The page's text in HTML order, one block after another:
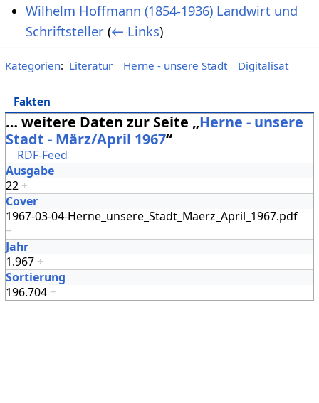
Wilhelm Hoffmann (1854-1936) Landwirt und
Schriftsteller (← Links)
Kategorien: Literatur Herne - unsere Stadt Digitalisat
Fakten
… weitere Daten zur Seite „Herne - unsere
Stadt - März/April 1967“
RDF-Feed
Ausgabe
22 +
Cover
1967-03-04-Herne_unsere_Stadt_Maerz_April_1967.pdf
+
Jahr
1.967 +
Sortierung
196.704 +